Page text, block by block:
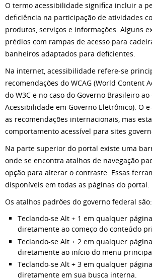
O termo acessibilidade significa incluir a
deficiência na participação de atividades
produtos, serviços e informações. Alguns
prédios com rampas de acesso para
banheiros adaptados para deficientes.
Na internet, acessibilidade refere-se
recomendações do WCAG (World Content
do W3C e no caso do Governo Brasileiro
Acessibilidade em Governo Eletrônico). O
as recomendações internacionais, mas
comportamento acessível para sites
Na parte superior do portal existe uma
onde se encontra atalhos de navegação
opção para alterar o contraste. Essas
disponíveis em todas as páginas do portal.
Os atalhos padrões do governo federal são:
Teclando-se Alt + 1 em qualquer
diretamente ao começo do conteúdo
Teclando-se Alt + 2 em qualquer
diretamente ao início do menu
Teclando-se Alt + 3 em qualquer
diretamente em sua busca interna.